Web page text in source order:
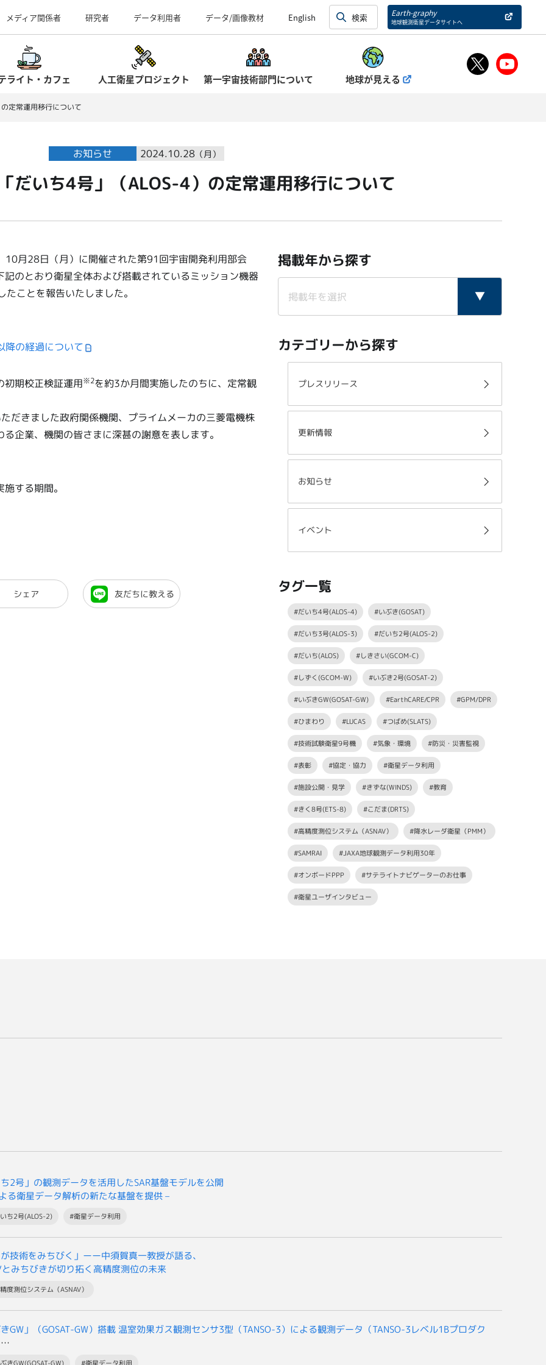
メディア関係者 研究者 データ利用者 データ/画像教材 English Earth-graphy
地球観測衛星データサイトへ
ライト・カフェ 人工衛星プロジェクト 第一宇宙技術部門について 地球が見える
定常運用移行について
お知らせ 2024.10.28 （月）
だいち4号」（ALOS-4）の定常運用移行について
月28日（月）に開催された第91回宇宙開発利用部会
のとおり衛星全体および搭載されているミッション機器
ことを報告いたしました。
降の経過について
初期校正検証運用※2を約3か月間実施したのちに、定常観
だきました政府関係機関、プライムメーカの三菱電機株
企業、機関の皆さまに深甚の謝意を表します。
する期間。
シェア 友だちに教える
掲載年から探す
カテゴリーから探す
プレスリリース
更新情報
お知らせ
イベント
タグ一覧
#だいち4号(ALOS-4) #いぶき(GOSAT)
#だいち3号(ALOS-3) #だいち2号(ALOS-2)
#だいち(ALOS) #しきさい(GCOM-C)
#しずく(GCOM-W) #いぶき2号(GOSAT-2)
#いぶきGW(GOSAT-GW) #EarthCARE/CPR #GPM/DPR
#ひまわり #LUCAS #つばめ(SLATS)
#技術試験衛星9号機 #気象・環境 #防災・災害監視
#表彰 #協定・協力 #衛星データ利用
#施設公開・見学 #きずな(WINDS) #教育
#きく8号(ETS-8) #こだま(DRTS)
#高精度測位システム（ASNAV） #降水レーダ衛星（PMM）
#SAMRAI #JAXA地球観測データ利用30年
#オンボードPPP #サテライトナビゲーターのお仕事
#衛星ユーザインタビュー
2号」の観測データを活用したSAR基盤モデルを公開
る衛星データ解析の新たな基盤を提供 –
ち2号(ALOS-2) #衛星データ利用
技術をみちびく」ーー中須賀真一教授が語る、
とみちびきが切り拓く高精度測位の未来
度測位システム（ASNAV）
GW」（GOSAT-GW）搭載 温室効果ガス観測センサ3型（TANSO-3）による観測データ（TANSO-3レベル1Bプロダク
きGW(GOSAT-GW) #衛星データ利用